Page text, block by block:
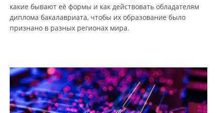
какие бывают её формы и как действовать обладателям
диплома бакалавриата, чтобы их образование было
признано в разных регионах мира.